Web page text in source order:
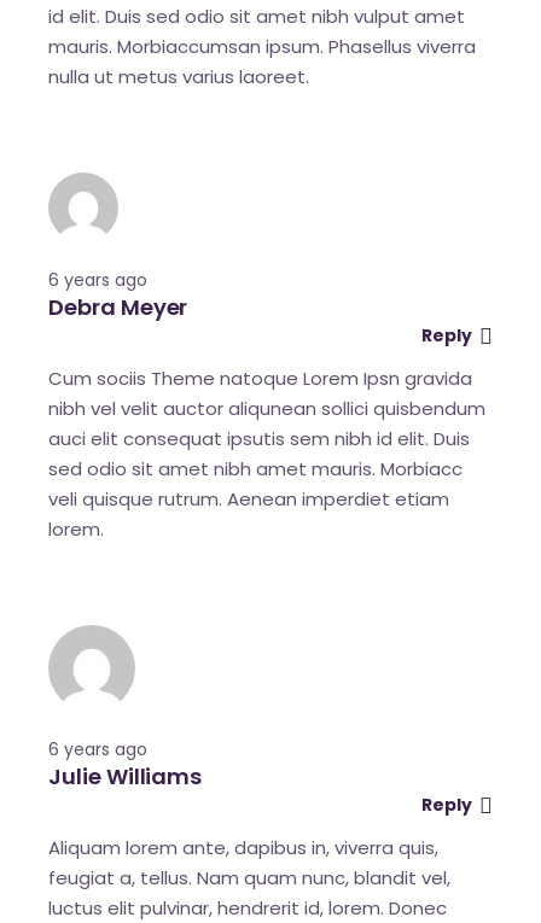
id elit. Duis sed odio sit amet nibh vulput amet
mauris. Morbiaccumsan ipsum. Phasellus viverra
nulla ut metus varius laoreet.
6 years ago
Debra Meyer
Reply
Cum sociis Theme natoque Lorem Ipsn gravida
nibh vel velit auctor aliqunean sollici quisbendum
auci elit consequat ipsutis sem nibh id elit. Duis
sed odio sit amet nibh amet mauris. Morbiacc
veli quisque rutrum. Aenean imperdiet etiam
lorem.
6 years ago
Julie Williams
Reply
Aliquam lorem ante, dapibus in, viverra quis,
feugiat a, tellus. Nam quam nunc, blandit vel,
luctus elit pulvinar, hendrerit id, lorem. Donec